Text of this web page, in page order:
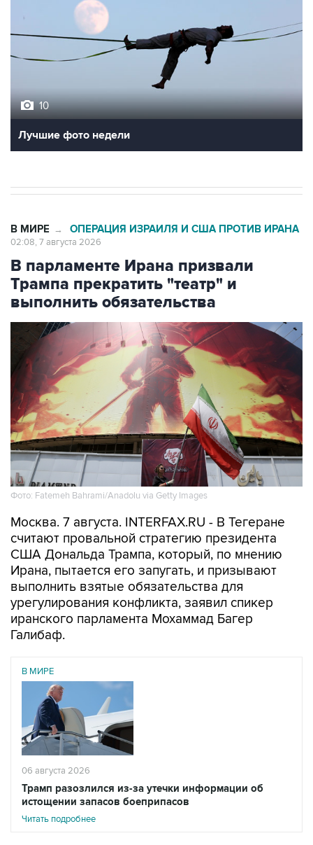
10
Лучшие фото недели
В МИРЕ → ОПЕРАЦИЯ ИЗРАИЛЯ И США ПРОТИВ ИРАНА
02:08, 7 августа 2026
В парламенте Ирана призвали
Трампа прекратить "театр" и
выполнить обязательства
Фото: Fatemeh Bahrami/Anadolu via Getty Images
Москва. 7 августа. INTERFAX.RU - В Тегеране
считают провальной стратегию президента
США Дональда Трампа, который, по мнению
Ирана, пытается его запугать, и призывают
выполнить взятые обязательства для
урегулирования конфликта, заявил спикер
иранского парламента Мохаммад Багер
Галибаф.
В МИРЕ
06 августа 2026
Трамп разозлился из-за утечки информации об
истощении запасов боеприпасов
Читать подробнее